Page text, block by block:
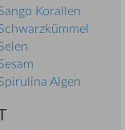
Korallen
Algen